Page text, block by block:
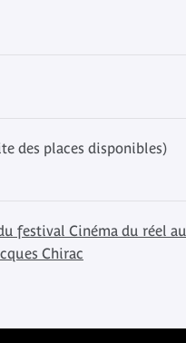
des places disponibles)
festival Cinéma du réel au
Chirac